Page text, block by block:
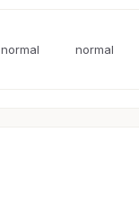
normal normal